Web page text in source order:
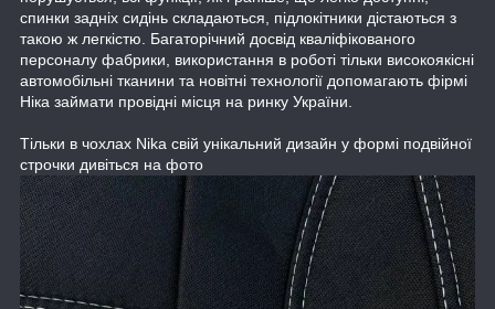
спинки задніх сидінь складаються, підлокітники дістаються з
такою ж легкістю. Багаторічний досвід кваліфікованого
персоналу фабрики, використання в роботі тільки високоякісні
автомобільні тканини та новітні технології допомагають фірмі
Ніка займати провідні місця на ринку України.
Тільки в чохлах Nika свій унікальний дизайн у формі подвійної
строчки дивіться на фото